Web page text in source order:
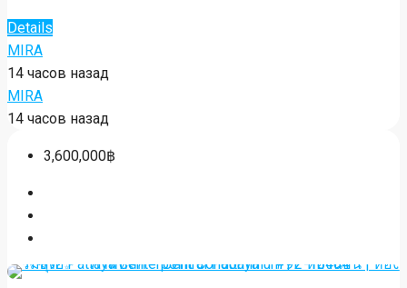
Details
MIRA
14 часов назад
MIRA
14 часов назад
3,600,000฿